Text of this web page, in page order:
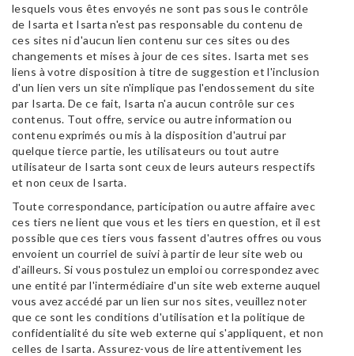
lesquels vous êtes envoyés ne sont pas sous le contrôle
de Isarta et Isarta n'est pas responsable du contenu de
ces sites ni d'aucun lien contenu sur ces sites ou des
changements et mises à jour de ces sites. Isarta met ses
liens à votre disposition à titre de suggestion et l'inclusion
d'un lien vers un site n'implique pas l'endossement du site
par Isarta. De ce fait, Isarta n'a aucun contrôle sur ces
contenus. Tout offre, service ou autre information ou
contenu exprimés ou mis à la disposition d'autrui par
quelque tierce partie, les utilisateurs ou tout autre
utilisateur de Isarta sont ceux de leurs auteurs respectifs
et non ceux de Isarta.
Toute correspondance, participation ou autre affaire avec
ces tiers ne lient que vous et les tiers en question, et il est
possible que ces tiers vous fassent d'autres offres ou vous
envoient un courriel de suivi à partir de leur site web ou
d'ailleurs. Si vous postulez un emploi ou correspondez avec
une entité par l'intermédiaire d'un site web externe auquel
vous avez accédé par un lien sur nos sites, veuillez noter
que ce sont les conditions d'utilisation et la politique de
confidentialité du site web externe qui s'appliquent, et non
celles de Isarta. Assurez-vous de lire attentivement les